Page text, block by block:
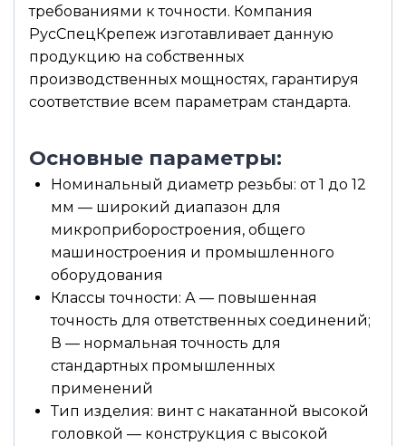
требованиями к точности. Компания
РусСпецКрепеж изготавливает данную
продукцию на собственных
производственных мощностях, гарантируя
соответствие всем параметрам стандарта.
Основные параметры:
Номинальный диаметр резьбы: от 1 до 12
мм — широкий диапазон для
микроприборостроения, общего
машиностроения и промышленного
оборудования
Классы точности: А — повышенная
точность для ответственных соединений;
В — нормальная точность для
стандартных промышленных
применений
Тип изделия: винт с накатанной высокой
головкой — конструкция с высокой